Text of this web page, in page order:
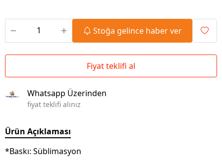
Stoğa gelince haber ver
Fiyat teklifi al
Whatsapp Üzerinden
fiyat teklifi alınız
Ürün Açıklaması
*Baskı: Süblimasyon